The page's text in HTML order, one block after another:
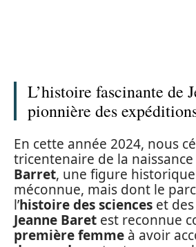
L’histoire fascinante de
pionnière des
En cette année 2024, nous
tricentenaire de la naissance
Barret, une figure
méconnue, mais dont le
l’histoire des sciences et
Jeanne Baret est reconnue
première femme à avoir